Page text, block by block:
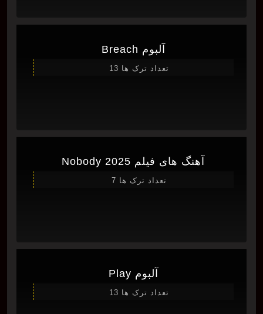
آلبوم Breach
تعداد ترک ها 13
آهنگ های فیلم Nobody 2025
تعداد ترک ها 7
آلبوم Play
تعداد ترک ها 13